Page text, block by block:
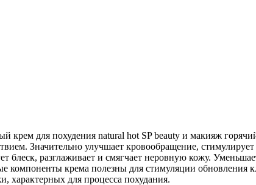
крем для похудения natural hot SP beauty и макияж
Значительно улучшает кровообращение,
разглаживает и смягчает неровную кожу.
крема полезны для стимуляции обновления
характерных для процесса похудания.